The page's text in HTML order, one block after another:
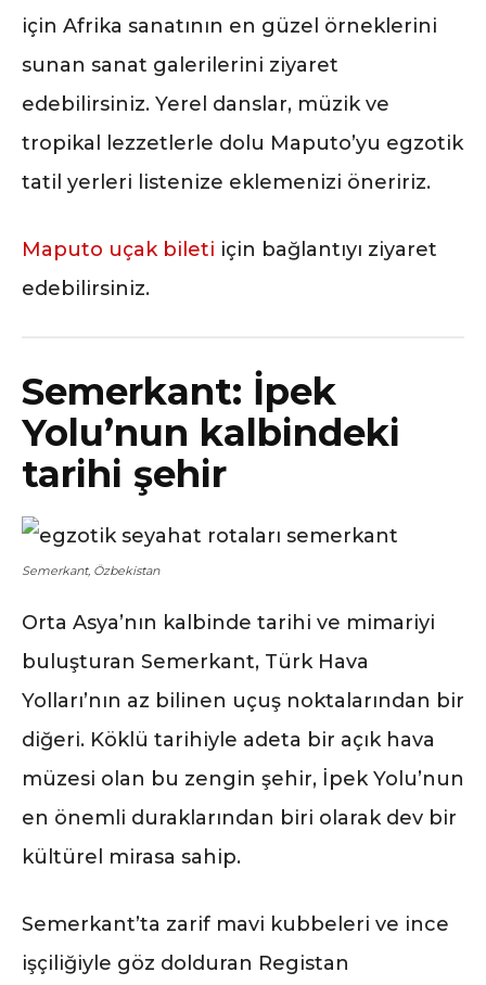
için Afrika sanatının en güzel örneklerini
sunan sanat galerilerini ziyaret
edebilirsiniz. Yerel danslar, müzik ve
tropikal lezzetlerle dolu Maputo’yu egzotik
tatil yerleri listenize eklemenizi öneririz.
Maputo uçak bileti için bağlantıyı ziyaret
edebilirsiniz.
Semerkant: İpek
Yolu’nun kalbindeki
tarihi şehir
Semerkant, Özbekistan
Orta Asya’nın kalbinde tarihi ve mimariyi
buluşturan Semerkant, Türk Hava
Yolları’nın az bilinen uçuş noktalarından bir
diğeri. Köklü tarihiyle adeta bir açık hava
müzesi olan bu zengin şehir, İpek Yolu’nun
en önemli duraklarından biri olarak dev bir
kültürel mirasa sahip.
Semerkant’ta zarif mavi kubbeleri ve ince
işçiliğiyle göz dolduran Registan